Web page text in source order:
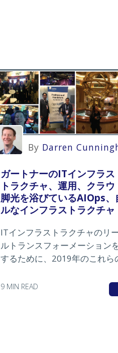
By Darren
ガートナーのITインフラス
トラクチャ、運用、クラ
脚光を浴びているAIOps、
ルなインフラストラクチャ
ITインフラストラクチャのリ
ルトランスフォーメーション
するために、2019年のこれら
9 MIN READ